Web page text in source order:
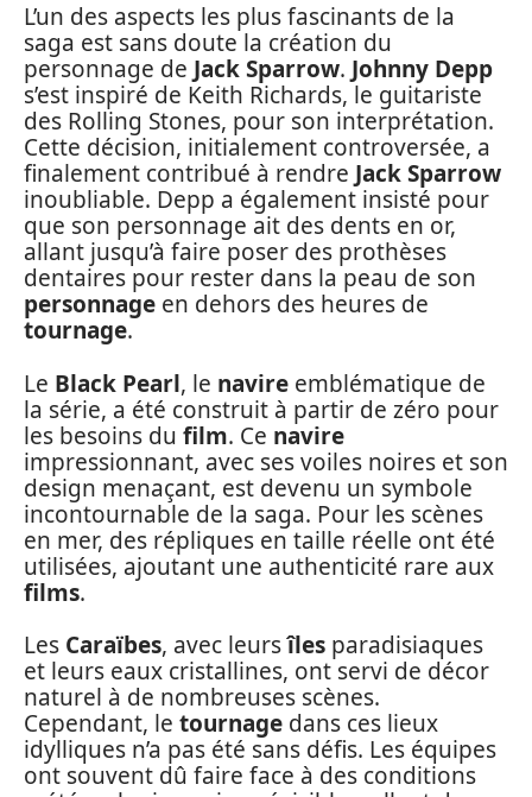
L’un des aspects les plus fascinants de la
saga est sans doute la création du
personnage de Jack Sparrow. Johnny Depp
s’est inspiré de Keith Richards, le guitariste
des Rolling Stones, pour son interprétation.
Cette décision, initialement controversée, a
finalement contribué à rendre Jack Sparrow
inoubliable. Depp a également insisté pour
que son personnage ait des dents en or,
allant jusqu’à faire poser des prothèses
dentaires pour rester dans la peau de son
personnage en dehors des heures de
tournage.
Le Black Pearl, le navire emblématique de
la série, a été construit à partir de zéro pour
les besoins du film. Ce navire
impressionnant, avec ses voiles noires et son
design menaçant, est devenu un symbole
incontournable de la saga. Pour les scènes
en mer, des répliques en taille réelle ont été
utilisées, ajoutant une authenticité rare aux
films.
Les Caraïbes, avec leursîles paradisiaques
et leurs eaux cristallines, ont servi de décor
naturel à de nombreuses scènes.
Cependant, le tournage dans ces lieux
idylliques n’a pas été sans défis. Les équipes
ont souvent dû faire face à des conditions